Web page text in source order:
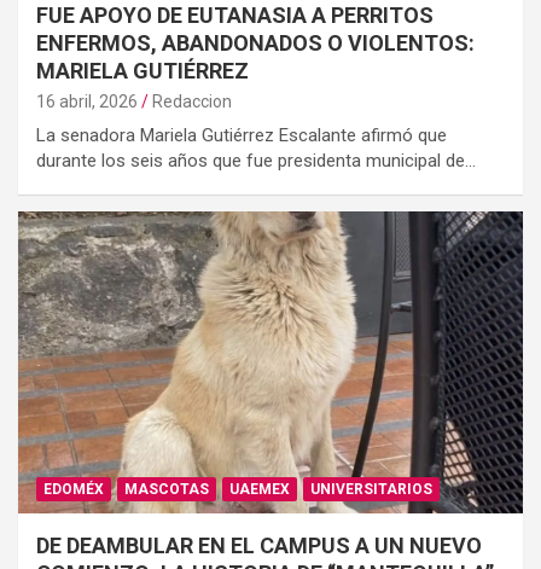
FUE APOYO DE EUTANASIA A PERRITOS
ENFERMOS, ABANDONADOS O VIOLENTOS:
MARIELA GUTIÉRREZ
16 abril, 2026 Redaccion
La senadora Mariela Gutiérrez Escalante afirmó que
durante los seis años que fue presidenta municipal de…
EDOMÉX MASCOTAS UAEMEX UNIVERSITARIOS
DE DEAMBULAR EN EL CAMPUS A UN NUEVO